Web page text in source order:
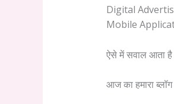
Digital
Mobile
ऐसे में सवाल आता है
आज का हमारा